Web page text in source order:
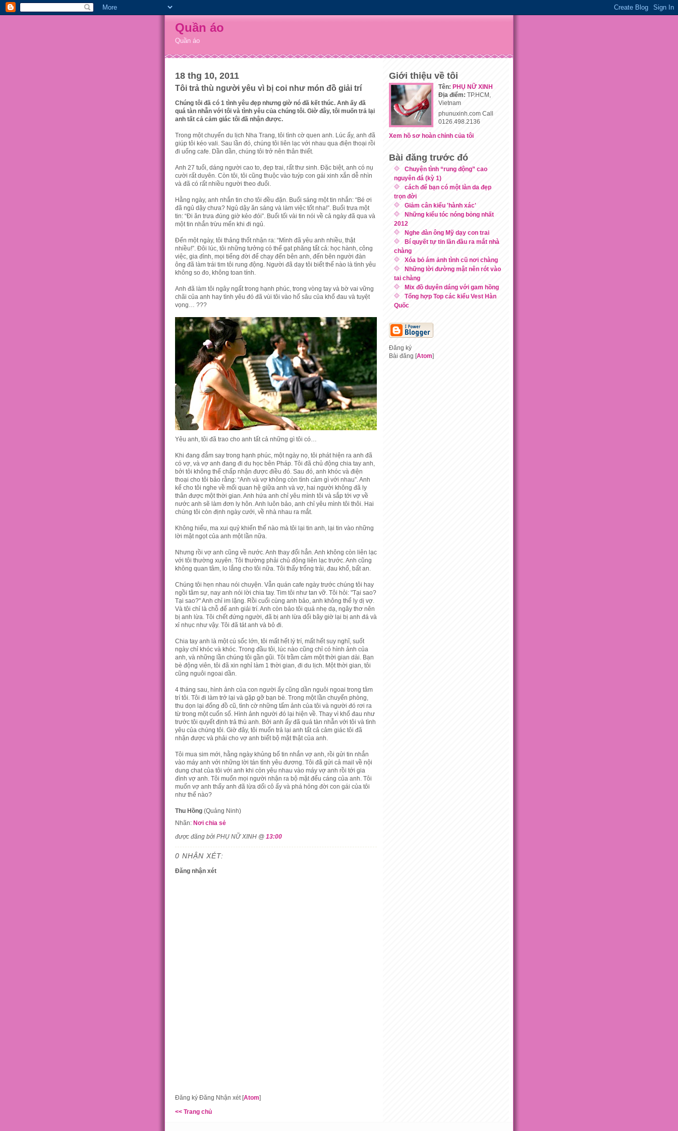
Quần áo
Quần áo
18 thg 10, 2011
Tôi trả thù người yêu vì bị coi như món đồ giải trí
Chúng tôi đã có 1 tình yêu đẹp nhưng giờ nó đã kết thúc. Anh ấy đã
quá tàn nhẫn với tôi và tình yêu của chúng tôi. Giờ đây, tôi muốn trả lại
anh tất cả cảm giác tôi đã nhận được.
Trong một chuyến du lịch Nha Trang, tôi tình cờ quen anh. Lúc ấy, anh đã
giúp tôi kéo vali. Sau lần đó, chúng tôi liên lạc với nhau qua điện thoại rồi
đi uống cafe. Dần dần, chúng tôi trở nên thân thiết.
Anh 27 tuổi, dáng người cao to, đẹp trai, rất thư sinh. Đặc biệt, anh có nụ
cười rất duyên. Còn tôi, tôi cũng thuộc vào tuýp con gái xinh xắn dễ nhìn
và đã có rất nhiều người theo đuổi.
Hằng ngày, anh nhắn tin cho tôi đều đặn. Buổi sáng một tin nhắn: “Bé ơi
đã ngủ dậy chưa? Ngủ dậy ăn sáng và làm việc tốt nha!”. Buổi trưa một
tin: “Đi ăn trưa đúng giờ kẻo đói”. Buổi tối vài tin nói về cả ngày đã qua và
một tin nhắn trừu mến khi đi ngủ.
Đến một ngày, tôi thảng thốt nhận ra: “Mình đã yêu anh nhiều, thật
nhiều!”. Đôi lúc, tôi những tưởng có thể gạt phăng tất cả: học hành, công
việc, gia đình, mọi tiếng đời để chạy đến bên anh, đến bên người đàn
ông đã làm trái tim tôi rung động. Người đã dạy tôi biết thế nào là tình yêu
không so đo, không toan tính.
Anh đã làm tôi ngây ngất trong hạnh phúc, trong vòng tay và bờ vai vững
chãi của anh hay tình yêu đó đã vùi tôi vào hố sâu của khổ đau và tuyệt
vọng… ???
Yêu anh, tôi đã trao cho anh tất cả những gì tôi có…
Khi đang đắm say trong hạnh phúc, một ngày nọ, tôi phát hiện ra anh đã
có vợ, và vợ anh đang đi du học bên Pháp. Tôi đã chủ động chia tay anh,
bởi tôi không thể chấp nhận được điều đó. Sau đó, anh khóc và điện
thoại cho tôi bảo rằng: “Anh và vợ không còn tình cảm gì với nhau”. Anh
kể cho tôi nghe về mối quan hệ giữa anh và vợ, hai người không đã ly
thân được một thời gian. Anh hứa anh chỉ yêu mình tôi và sắp tới vợ về
nước anh sẽ làm đơn ly hôn. Anh luôn bảo, anh chỉ yêu mình tôi thôi. Hai
chúng tôi còn định ngày cưới, về nhà nhau ra mắt.
Không hiểu, ma xui quỷ khiến thế nào mà tôi lại tin anh, lại tin vào những
lời mật ngọt của anh một lần nữa.
Nhưng rồi vợ anh cũng về nước. Anh thay đổi hẳn. Anh không còn liên lạc
với tôi thường xuyên. Tôi thường phải chủ động liên lạc trước. Anh cũng
không quan tâm, lo lắng cho tôi nữa. Tôi thấy trống trải, đau khổ, bất an.
Chúng tôi hẹn nhau nói chuyện. Vẫn quán cafe ngày trước chúng tôi hay
ngồi tâm sự, nay anh nói lời chia tay. Tim tôi như tan vỡ. Tôi hỏi: "Tại sao?
Tại sao?" Anh chỉ im lặng. Rồi cuối cùng anh bảo, anh không thể ly dị vợ.
Và tôi chỉ là chỗ để anh giải trí. Anh còn bảo tôi quá nhẹ dạ, ngây thơ nên
bị anh lừa. Tôi chết đứng người, đã bị anh lừa dối bây giờ lại bị anh đá và
xỉ nhục như vậy. Tôi đã tát anh và bỏ đi.
Chia tay anh là một cú sốc lớn, tôi mất hết lý trí, mất hết suy nghĩ, suốt
ngày chỉ khóc và khóc. Trong đầu tôi, lúc nào cũng chỉ có hình ảnh của
anh, và những lần chúng tôi gần gũi. Tôi trầm cảm một thời gian dài. Bạn
bè động viên, tôi đã xin nghỉ làm 1 thời gian, đi du lịch. Một thời gian, tôi
cũng nguôi ngoai dần.
4 tháng sau, hình ảnh của con người ấy cũng dần nguôi ngoai trong tâm
trí tôi. Tôi đi làm trở lại và gặp gỡ bạn bè. Trong một lần chuyển phòng,
thu dọn lại đống đồ cũ, tình cờ những tấm ảnh của tôi và người đó rơi ra
từ trong một cuốn sổ. Hình ảnh người đó lại hiện về. Thay vì khổ đau như
trước tôi quyết định trả thù anh. Bởi anh ấy đã quá tàn nhẫn với tôi và tình
yêu của chúng tôi. Giờ đây, tôi muốn trả lại anh tất cả cảm giác tôi đã
nhận được và phải cho vợ anh biết bộ mặt thật của anh.
Tôi mua sim mới, hằng ngày khủng bố tin nhắn vợ anh, rồi gửi tin nhắn
vào máy anh với những lời tán tỉnh yêu đương. Tôi đã gửi cả mail về nội
dung chat của tôi với anh khi còn yêu nhau vào máy vợ anh rồi tới gia
đình vợ anh. Tôi muốn mọi người nhận ra bộ mặt đểu cáng của anh. Tôi
muốn vợ anh thấy anh đã lừa dối cô ấy và phá hỏng đời con gái của tôi
như thế nào?
Thu Hồng (Quảng Ninh)
Nhãn: Nơi chia sẻ
được đăng bởi PHỤ NỮ XINH @ 13:00
0 NHẬN XÉT:
Đăng nhận xét
Đăng ký Đăng Nhận xét [Atom]
<< Trang chủ
Giới thiệu về tôi
Tên: PHỤ NỮ XINH
Địa điểm: TP.HCM,
Vietnam
phunuxinh.com Call
0126.498.2136
Xem hồ sơ hoàn chỉnh của tôi
Bài đăng trước đó
Chuyện tình “rung động” cao
nguyên đá (kỳ 1)
cách để bạn có một làn da đẹp
trọn đời
Giảm cân kiểu 'hành xác'
Những kiểu tóc nóng bỏng nhất
2012
Nghe đàn ông Mỹ dạy con trai
Bí quyết tự tin lần đầu ra mắt nhà
chàng
Xóa bỏ ám ảnh tình cũ nơi chàng
Những lời đường mật nên rót vào
tai chàng
Mix đồ duyên dáng với gam hồng
Tổng hợp Top các kiểu Vest Hàn
Quốc
Đăng ký
Bài đăng [Atom]